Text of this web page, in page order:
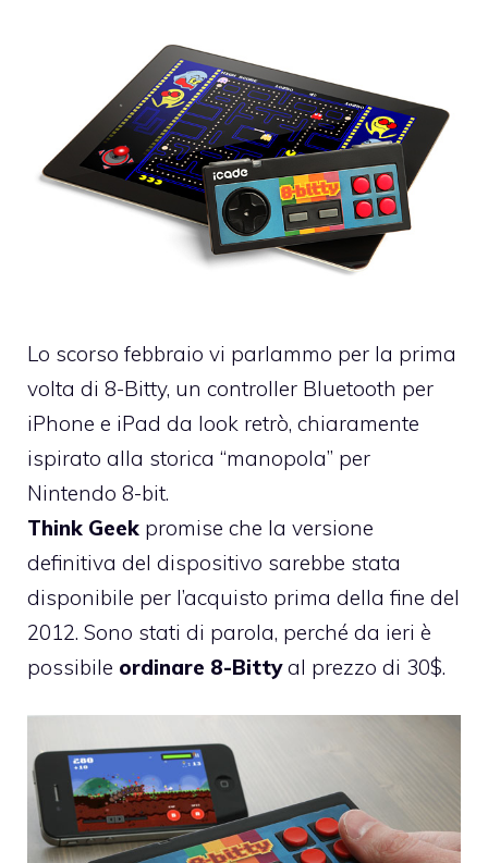
Lo scorso febbraio vi parlammo per la prima
volta di 8-Bitty, un controller Bluetooth per
iPhone e iPad da look retrò, chiaramente
ispirato alla storica “manopola” per
Nintendo 8-bit.
Think Geek promise che la versione
definitiva del dispositivo sarebbe stata
disponibile per l’acquisto prima della fine del
2012. Sono stati di parola, perché da ieri è
possibile ordinare 8-Bittyal prezzo di 30$.